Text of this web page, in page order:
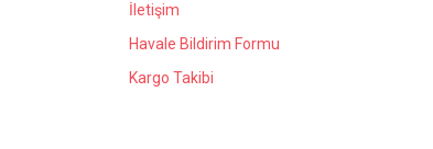
İletişim
Havale Bildirim Formu
Kargo Takibi